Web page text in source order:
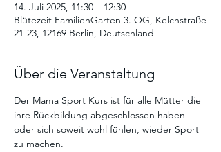
14. Juli 2025, 11:30 – 12:30
Blütezeit FamilienGarten 3. OG, Kelchstraße
21-23, 12169 Berlin, Deutschland
Über die Veranstaltung
Der Mama Sport Kurs ist für alle Mütter die
ihre Rückbildung abgeschlossen haben
oder sich soweit wohl fühlen, wieder Sport
zu machen.